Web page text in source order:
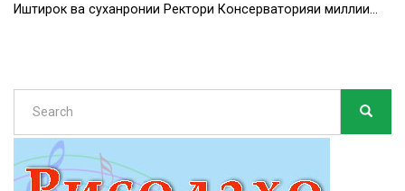
Иштирок ва суханронии Ректори Консерваторияи миллии…
Search